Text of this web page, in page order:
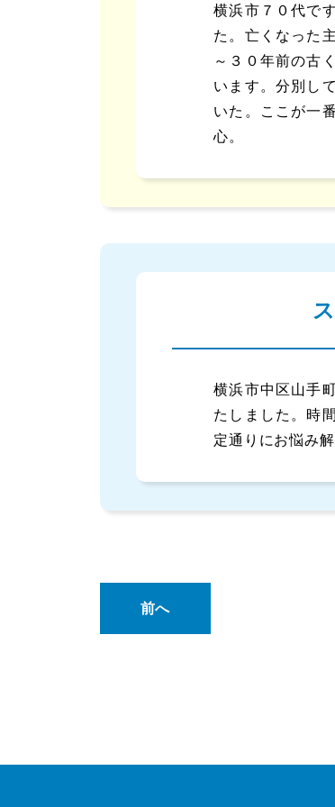
横浜市７０代で
た。亡くなった
～３０年前の古
います。分別し
いた。ここが一
心。
横浜市中区山手
たしました。時
定通りにお悩み
前へ